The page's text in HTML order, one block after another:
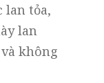
lan tỏa,
lan
không